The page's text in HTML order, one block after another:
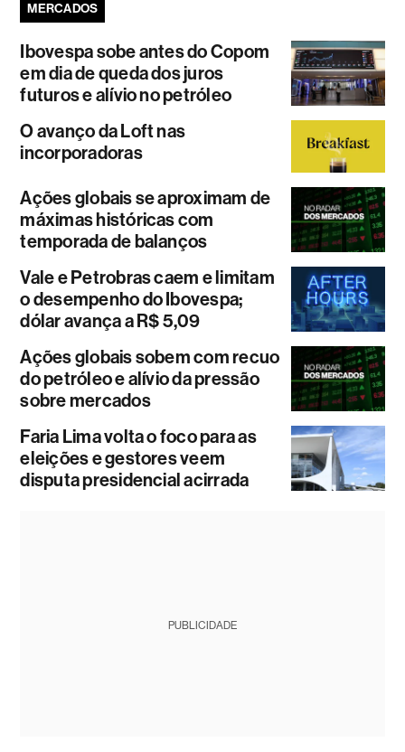
MERCADOS
Ibovespa sobe antes do Copom
em dia de queda dos juros
futuros e alívio no petróleo
O avanço da Loft nas
incorporadoras
Ações globais se aproximam de
máximas históricas com
temporada de balanços
Vale e Petrobras caem e limitam
o desempenho do Ibovespa;
dólar avança a R$ 5,09
Ações globais sobem com recuo
do petróleo e alívio da pressão
sobre mercados
Faria Lima volta o foco para as
eleições e gestores veem
disputa presidencial acirrada
PUBLICIDADE